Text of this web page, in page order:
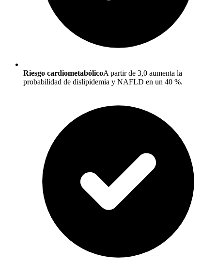
Riesgo cardiometabólicoA partir de 3,0 aumenta la
probabilidad de dislipidemia y NAFLD en un 40 %.